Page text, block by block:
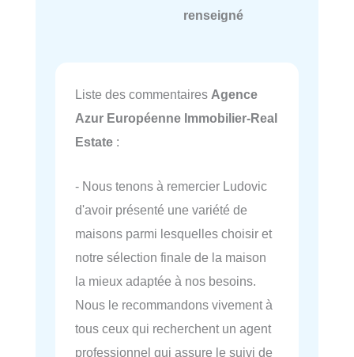
renseigné
Liste des commentaires Agence
Azur Européenne Immobilier-Real
Estate :
- Nous tenons à remercier Ludovic
d'avoir présenté une variété de
maisons parmi lesquelles choisir et
notre sélection finale de la maison
la mieux adaptée à nos besoins.
Nous le recommandons vivement à
tous ceux qui recherchent un agent
professionnel qui assure le suivi de